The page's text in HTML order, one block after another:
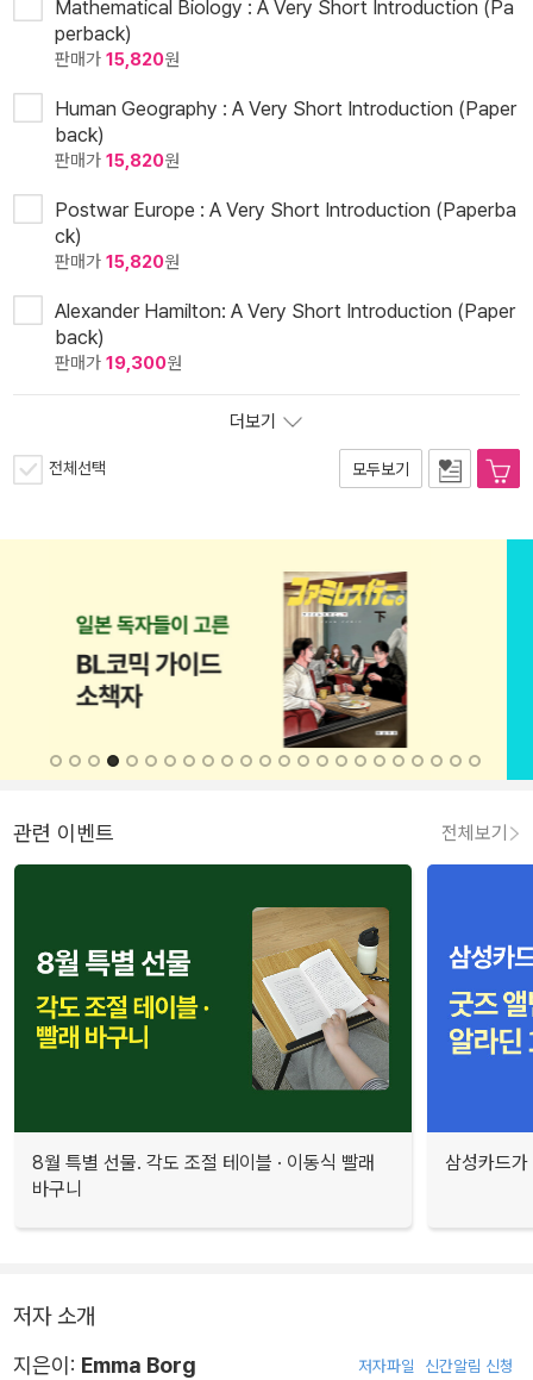
Mathematical Biology : A Very Short Introduction (Pa
perback)
판매가 15,820원
Human Geography : A Very Short Introduction (Paper
back)
판매가 15,820원
Postwar Europe : A Very Short Introduction (Paperba
ck)
판매가 15,820원
Alexander Hamilton: A Very Short Introduction (Paper
back)
판매가 19,300원
더보기
전체선택 모두보기
관련 이벤트 전체보기
8월 특별 선물. 각도 조절 테이블 · 이동식 빨래
바구니
삼성카드
저자 소개
지은이: Emma Borg 저자파일 신간알림 신청